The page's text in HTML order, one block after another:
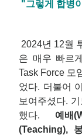
"그렇게 합병
2024년 12월
은 매우 빠르
Task Force 모
었다. 더불어
보여주셨다.
했다. 예배
(Teaching),